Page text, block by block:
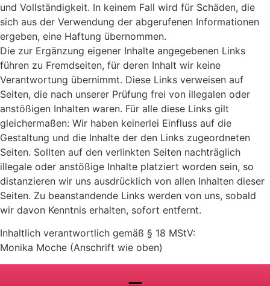
und Vollständigkeit. In keinem Fall wird für Schäden, die
sich aus der Verwendung der abgerufenen Informationen
ergeben, eine Haftung übernommen.
Die zur Ergänzung eigener Inhalte angegebenen Links
führen zu Fremdseiten, für deren Inhalt wir keine
Verantwortung übernimmt. Diese Links verweisen auf
Seiten, die nach unserer Prüfung frei von illegalen oder
anstößigen Inhalten waren. Für alle diese Links gilt
gleichermaßen: Wir haben keinerlei Einfluss auf die
Gestaltung und die Inhalte der den Links zugeordneten
Seiten. Sollten auf den verlinkten Seiten nachträglich
illegale oder anstößige Inhalte platziert worden sein, so
distanzieren wir uns ausdrücklich von allen Inhalten dieser
Seiten. Zu beanstandende Links werden von uns, sobald
wir davon Kenntnis erhalten, sofort entfernt.
Inhaltlich verantwortlich gemäß § 18 MStV:
Monika Moche (Anschrift wie oben)